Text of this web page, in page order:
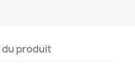
du produit